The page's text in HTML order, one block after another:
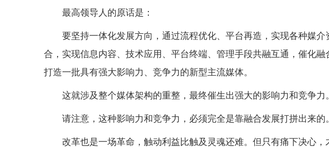
最高领导人的原话是：
要坚持一体化发展方向，通过流程优化、平台再造，实现各种媒
合，实现信息内容、技术应用、平台终端、管理手段共融互通，催化融
打造一批具有强大影响力、竞争力的新型主流媒体。
这就涉及整个媒体架构的重整，最终催生出强大的影响力和竞争力。
请注意，这种影响力和竞争力，必须完全是靠融合发展打拼出来的。
改革也是一场革命，触动利益比触及灵魂还难。但只有痛下决心，